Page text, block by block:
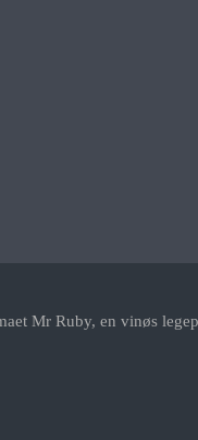
Mr Ruby, en vinøs